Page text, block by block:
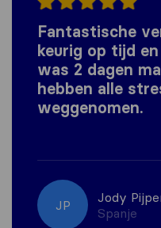
Fantastische
keurig op tijd
was 2 dagen
hebben alle
weggenomen.
JP
Jody
Spanje